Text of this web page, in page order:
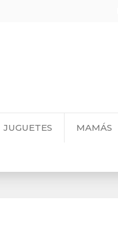
JUGUETES MAMÁS